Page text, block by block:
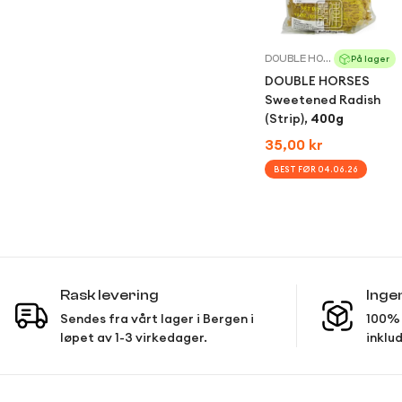
DOUBLE HORSES På lager
DOUBLE HORSES
Sweetened Radish
(Strip), 400g
Regular
price
35,00 kr
BEST FØR 04.06.26
Rask levering
Sendes fra vårt lager i Bergen i
løpet av 1-3 virkedager.